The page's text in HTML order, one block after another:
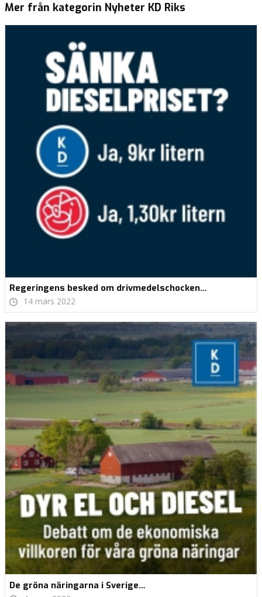
Mer från kategorin Nyheter KD Riks
Regeringens besked om drivmedelschocken…
14 mars 2022
De gröna näringarna i Sverige…